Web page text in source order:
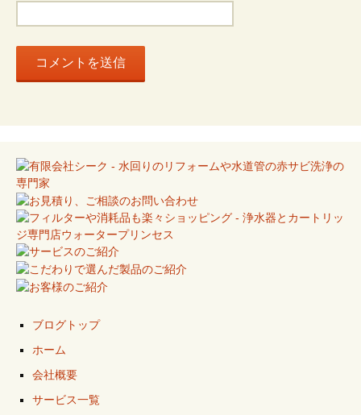
ブログトップ
ホーム
会社概要
サービス一覧